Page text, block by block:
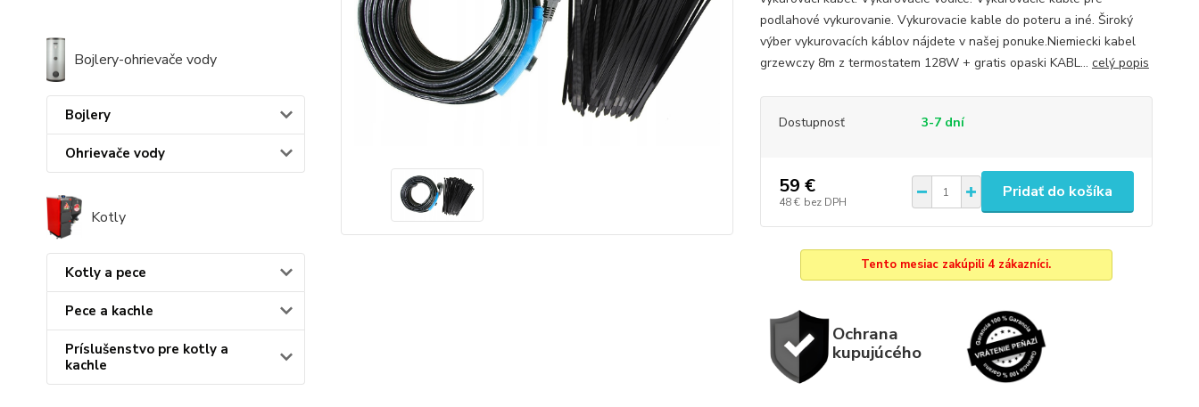
Bojlery-ohrievače vody
Bojlery
Ohrievače vody
Kotly
Kotly a pece
Pece a kachle
Príslušenstvo pre kotly a
kachle
podlahové vykurovanie. Vykurovacie kable do poteru a iné. Široký
výber vykurovacích káblov nájdete v našej ponuke.Niemiecki kabel
grzewczy 8m z termostatem 128W + gratis opaski KABL... celý popis
Dostupnosť 3-7 dní
59 €
48 € bez DPH
Pridať do košíka
Tento mesiac zakúpili 4 zákazníci.
Ochrana
kupujúcého